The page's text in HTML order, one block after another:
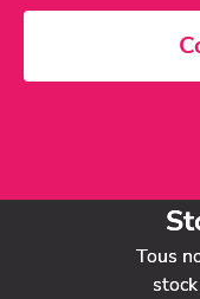
Tous